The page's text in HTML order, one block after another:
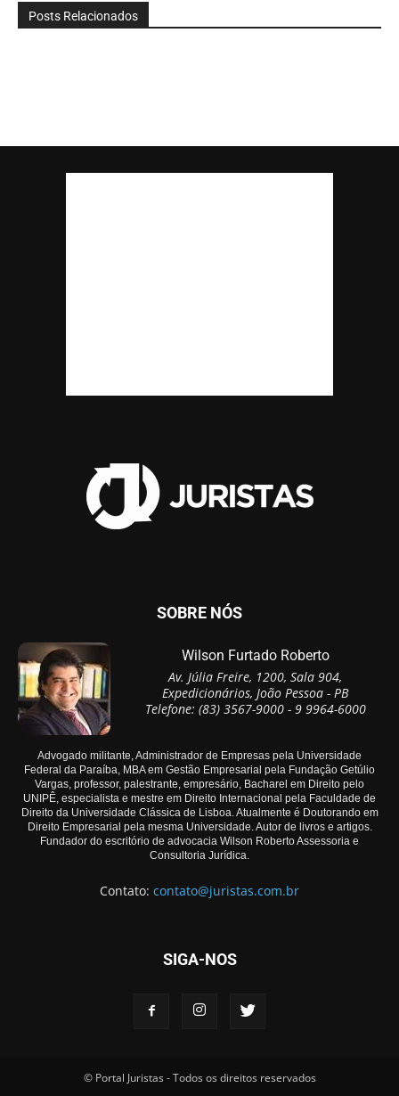
Posts Relacionados
SOBRE NÓS
Wilson Furtado Roberto
Av. Júlia Freire, 1200, Sala 904,
Expedicionários, João Pessoa - PB
Telefone: (83) 3567-9000 - 9 9964-6000
Advogado militante, Administrador de Empresas pela Universidade
Federal da Paraíba, MBA em Gestão Empresarial pela Fundação Getúlio
Vargas, professor, palestrante, empresário, Bacharel em Direito pelo
UNIPÊ, especialista e mestre em Direito Internacional pela Faculdade de
Direito da Universidade Clássica de Lisboa. Atualmente é Doutorando em
Direito Empresarial pela mesma Universidade. Autor de livros e artigos.
Fundador do escritório de advocacia Wilson Roberto Assessoria e
Consultoria Jurídica.
Contato: contato@juristas.com.br
SIGA-NOS
© Portal Juristas - Todos os direitos reservados